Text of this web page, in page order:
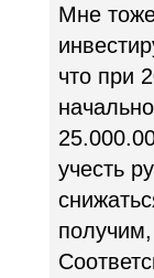
Мне
что при
учесть